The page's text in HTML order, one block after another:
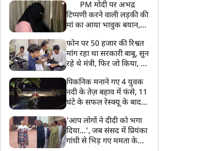
PM मोदी पर अभद्र
टिप्पणी करने वाली लड़की की
मां का आया भावुक बयान,
बेटी को गोद लें प्रधानमंत्री
फोन पर 50 हजार की रिश्वत
मांग रहा था सरकारी बाबू, सुन
रहे थे मंत्री, फिर जो किया, वो
पिकनिक मनाने गए 4 युवक
नदी के तेज़ बहाव में फंसे, 11
घंटे के सफल रेस्क्यू के बाद
‘आप लोगों ने दीदी को भगा
दिया…’, जब संसद में प्रियंका
गांधी से भिड़ गए ममता के